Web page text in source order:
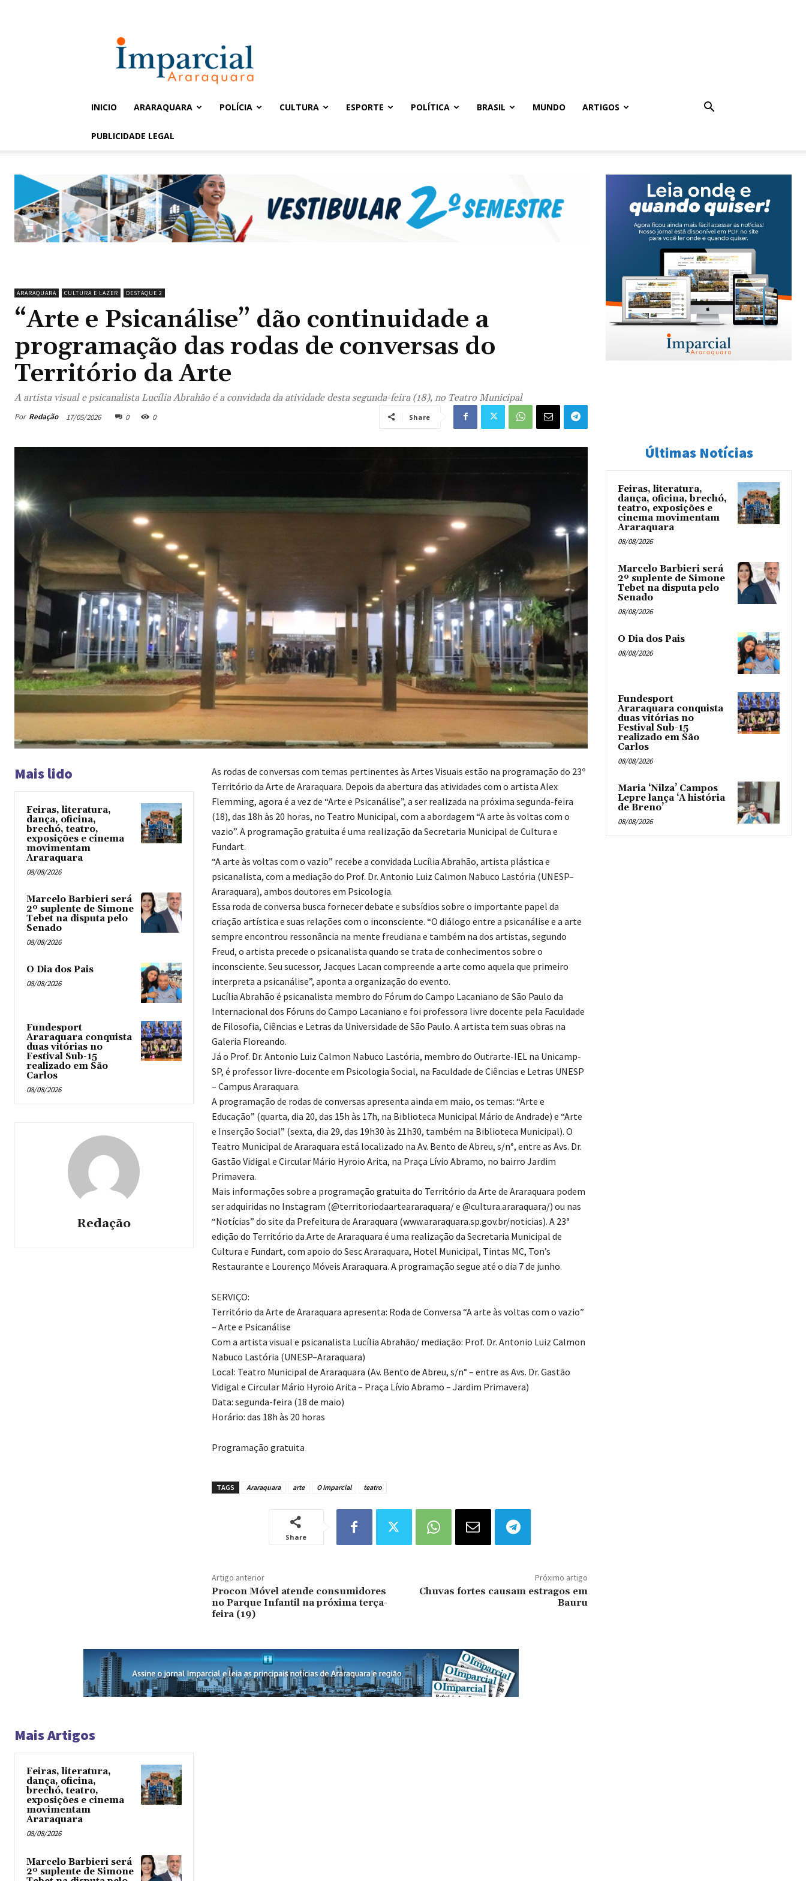
Imparcial
INICIO ARARAQUARA POLÍCIA CULTURA ESPORTE POLÍTICA BRASIL MUNDO ARTIGOS
PUBLICIDADE LEGAL
ARARAQUARA CULTURA E LAZER DESTAQUE 2
“Arte e Psicanálise” dão continuidade a
programação das rodas de conversas do
Território da Arte
A artista visual e psicanalista Lucília Abrahão é a convidada da atividade desta segunda-feira (18), no Teatro Municipal
Por Redação 17/05/2026 0 0 Share
Mais lido
Feiras, literatura,
dança, oficina,
brechó, teatro,
exposições e cinema
movimentam
Araraquara
08/08/2026
Marcelo Barbieri será
2º suplente de Simone
Tebet na disputa pelo
Senado
08/08/2026
O Dia dos Pais
08/08/2026
Fundesport
Araraquara conquista
duas vitórias no
Festival Sub-15
realizado em São
Carlos
08/08/2026
Redação
As rodas de conversas com temas pertinentes às Artes Visuais estão na programação do 23º
Território da Arte de Araraquara. Depois da abertura das atividades com o artista Alex
Flemming, agora é a vez de “Arte e Psicanálise”, a ser realizada na próxima segunda-feira
(18), das 18h às 20 horas, no Teatro Municipal, com a abordagem “A arte às voltas com o
vazio”. A programação gratuita é uma realização da Secretaria Municipal de Cultura e
Fundart.
“A arte às voltas com o vazio” recebe a convidada Lucília Abrahão, artista plástica e
psicanalista, com a mediação do Prof. Dr. Antonio Luiz Calmon Nabuco Lastória (UNESP–
Araraquara), ambos doutores em Psicologia.
Essa roda de conversa busca fornecer debate e subsídios sobre o importante papel da
criação artística e suas relações com o inconsciente. “O diálogo entre a psicanálise e a arte
sempre encontrou ressonância na mente freudiana e também na dos artistas, segundo
Freud, o artista precede o psicanalista quando se trata de conhecimentos sobre o
inconsciente. Seu sucessor, Jacques Lacan compreende a arte como aquela que primeiro
interpreta a psicanálise”, aponta a organização do evento.
Lucília Abrahão é psicanalista membro do Fórum do Campo Lacaniano de São Paulo da
Internacional dos Fóruns do Campo Lacaniano e foi professora livre docente pela Faculdade
de Filosofia, Ciências e Letras da Universidade de São Paulo. A artista tem suas obras na
Galeria Floreando.
Já o Prof. Dr. Antonio Luiz Calmon Nabuco Lastória, membro do Outrarte-IEL na Unicamp-
SP, é professor livre-docente em Psicologia Social, na Faculdade de Ciências e Letras UNESP
– Campus Araraquara.
A programação de rodas de conversas apresenta ainda em maio, os temas: “Arte e
Educação” (quarta, dia 20, das 15h às 17h, na Biblioteca Municipal Mário de Andrade) e “Arte
e Inserção Social” (sexta, dia 29, das 19h30 às 21h30, também na Biblioteca Municipal). O
Teatro Municipal de Araraquara está localizado na Av. Bento de Abreu, s/n°, entre as Avs. Dr.
Gastão Vidigal e Circular Mário Hyroio Arita, na Praça Lívio Abramo, no bairro Jardim
Primavera.
Mais informações sobre a programação gratuita do Território da Arte de Araraquara podem
ser adquiridas no Instagram (@territoriodaarteararaquara/ e @cultura.araraquara/) ou nas
“Notícias” do site da Prefeitura de Araraquara (www.araraquara.sp.gov.br/noticias). A 23ª
edição do Território da Arte de Araraquara é uma realização da Secretaria Municipal de
Cultura e Fundart, com apoio do Sesc Araraquara, Hotel Municipal, Tintas MC, Ton’s
Restaurante e Lourenço Móveis Araraquara. A programação segue até o dia 7 de junho.
SERVIÇO:
Território da Arte de Araraquara apresenta: Roda de Conversa “A arte às voltas com o vazio”
– Arte e Psicanálise
Com a artista visual e psicanalista Lucília Abrahão/ mediação: Prof. Dr. Antonio Luiz Calmon
Nabuco Lastória (UNESP–Araraquara)
Local: Teatro Municipal de Araraquara (Av. Bento de Abreu, s/n° – entre as Avs. Dr. Gastão
Vidigal e Circular Mário Hyroio Arita – Praça Lívio Abramo – Jardim Primavera)
Data: segunda-feira (18 de maio)
Horário: das 18h às 20 horas
Programação gratuita
TAGS Araraquara arte O Imparcial teatro
Share
Artigo anterior
Procon Móvel atende consumidores
no Parque Infantil na próxima terça-
feira (19)
Próximo artigo
Chuvas fortes causam estragos em
Bauru
Mais Artigos
Feiras, literatura,
dança, oficina,
brechó, teatro,
exposições e cinema
movimentam
Araraquara
08/08/2026
Marcelo Barbieri será
2º suplente de Simone
Últimas Notícias
Feiras, literatura,
dança, oficina, brechó,
teatro, exposições e
cinema movimentam
Araraquara
08/08/2026
Marcelo Barbieri será
2º suplente de Simone
Tebet na disputa pelo
Senado
08/08/2026
O Dia dos Pais
08/08/2026
Fundesport
Araraquara conquista
duas vitórias no
Festival Sub-15
realizado em São
Carlos
08/08/2026
Maria ‘Nilza’ Campos
Lepre lança ‘A história
de Breno’
08/08/2026